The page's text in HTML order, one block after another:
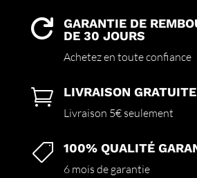

GARANTIE DE
DE 30 JOURS
Achetez en toute confiance
 LIVRAISON GRATUITE
Livraison 5€ seulement
 100% QUALITÉ
6 mois de garantie